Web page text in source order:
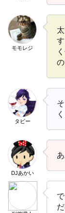
モモレジ
タビー
DJあかい